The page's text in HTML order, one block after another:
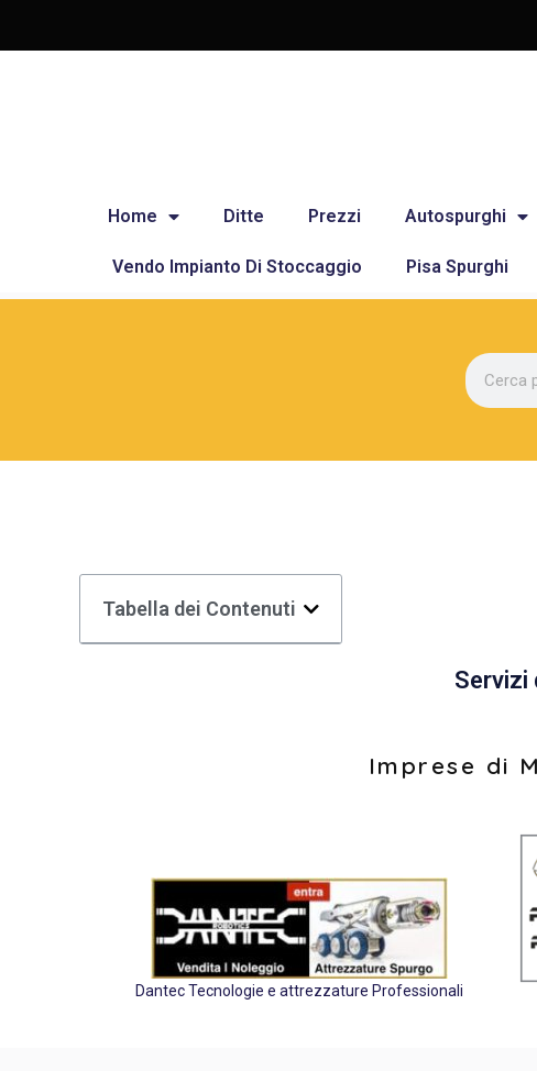
Home Ditte Prezzi Autospurghi
Vendo Impianto Di Stoccaggio Pisa Spurghi
Tabella dei Contenuti
Servizi
Imprese di
Dantec Tecnologie e attrezzature Professionali